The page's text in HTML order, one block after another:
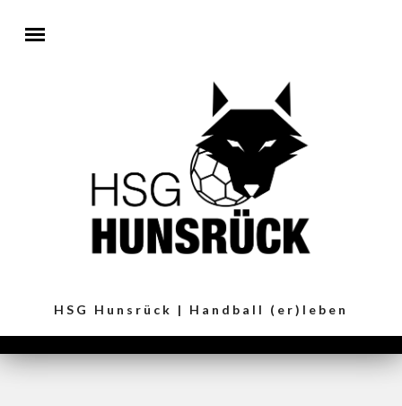
HSG Hunsrück | Handball (er)leben